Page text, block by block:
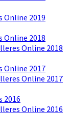
Online 2019
Online 2018
Online 2018
Online 2017
Online 2017
2016
Online 2016